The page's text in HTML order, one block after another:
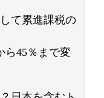
て累進課税の
ら45％まで変